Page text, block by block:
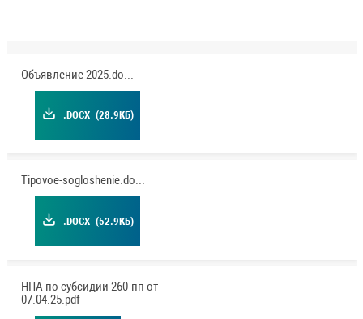
Объявление 2025.docx
.DOCX (28.9КБ)
Tipovoe-sogloshenie.docx
.DOCX (52.9КБ)
НПА по субсидии 260-пп от
07.04.25.pdf